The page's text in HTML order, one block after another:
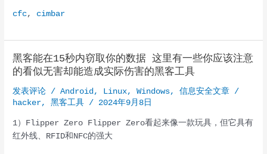
阵
条
形
码
cfc, cimbar
黑客能在15秒内窃取你的数据 这里有一些你应该注意
的看似无害却能造成实际伤害的黑客工具
发表评论 /Android, Linux,Windows,信息安全文章 /
hacker,黑客工具 / 2024年9月8日
1）Flipper Zero Flipper Zero看起来像一款玩具，但它具有
红外线、RFID和NFC的强大